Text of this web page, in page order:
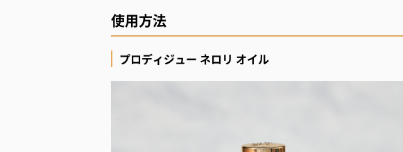
使用方法
プロディジュー ネロリ オイル